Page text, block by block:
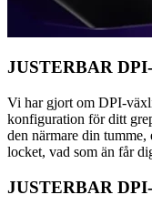
JUSTERBAR
Vi har gjort om DPI-
konfiguration för ditt
den närmare din
locket, vad som än får
JUSTERBAR